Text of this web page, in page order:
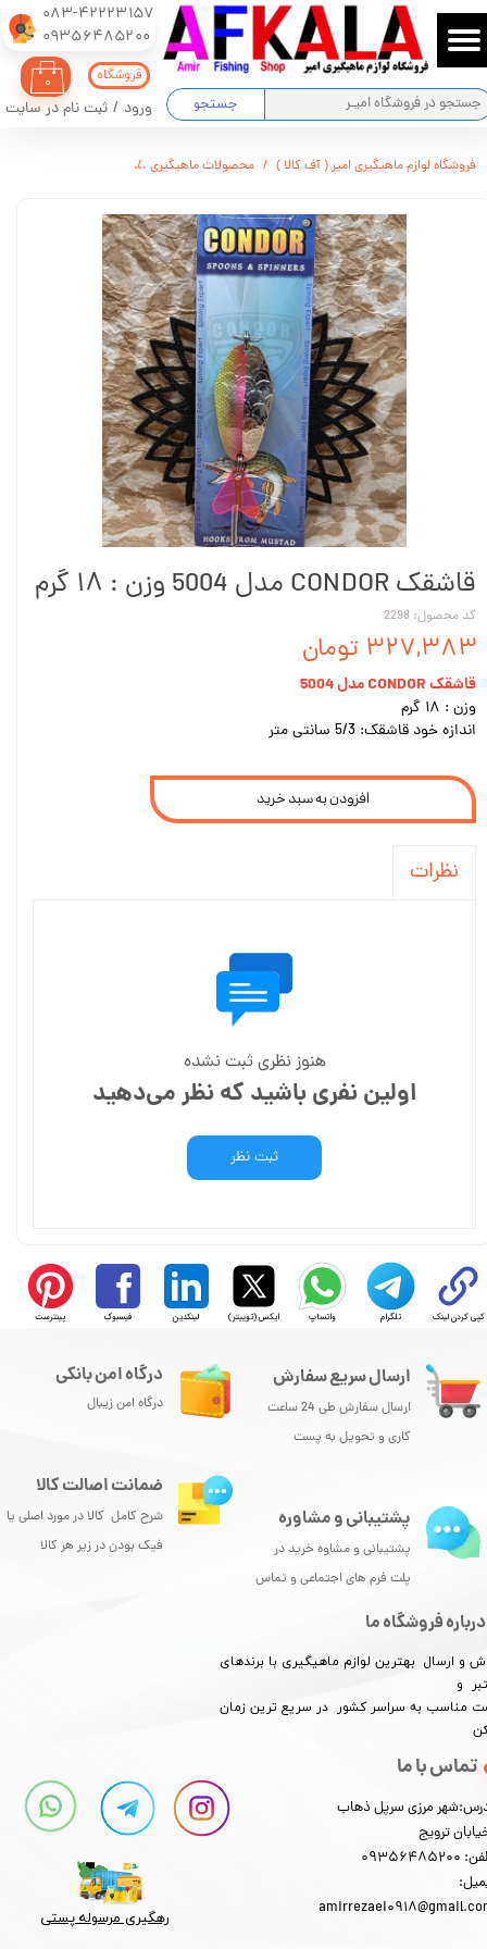
083-42223157
​​​​​​​09356485200
جستجو
۰
ورود / ثبت نام در سایت
حساب کاربری من
تغییر گذر واژه
فروشگاه
فروشگاه لوازم ماهیگیری امیر ( آف کالا ) محصولات ماهیگیری
قاشقک CONDOR مدل 5004 وزن : ۱۸ گرم
کد محصول: 2298
۳۲۷,۳۸۳ تومان
قاشقک CONDOR مدل 5004
وزن : ۱۸ گرم
اندازه خود قاشقک: 5/3 سانتی متر
افزودن به سبد خرید
نظرات
هنوز نظری ثبت نشده
اولین نفری باشید که نظر می‌دهید
ثبت نظر
کپی کردن لینک تلگرام واتساپ ایکس (توییتر) لینکدین فیسبوک پینترست
ارسال سریع سفارش
ارسال سفارش طی 24 ساعت
کاری و تحویل به پست
درباره فروشگاه ما
و ارسال بهترین لوازم ماهیگیری با برندهای
و
مناسب به سراسر کشور در سریع ترین زمان
تماس با ما
مرزی سرپل ذهاب
ترویج
درگاه امن بانکی
درگاه امن زیبال
پشتیبانی و مشاوره
پشتیبانی و مشاوه خرید در
پلت فرم های اجتماعی و تماس
ضمانت اصالت کالا
شرح کامل کالا در مورد اصلی یا
فیک بودن در زیر هر کالا
رهگیری مرسوله پستی​​​​​​​